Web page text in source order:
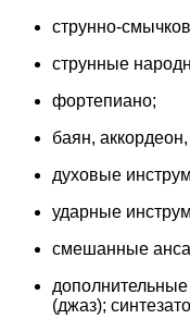
струнно-
струнные
фортепиано;
баян,
духовые
ударные
смешанные
(джаз);